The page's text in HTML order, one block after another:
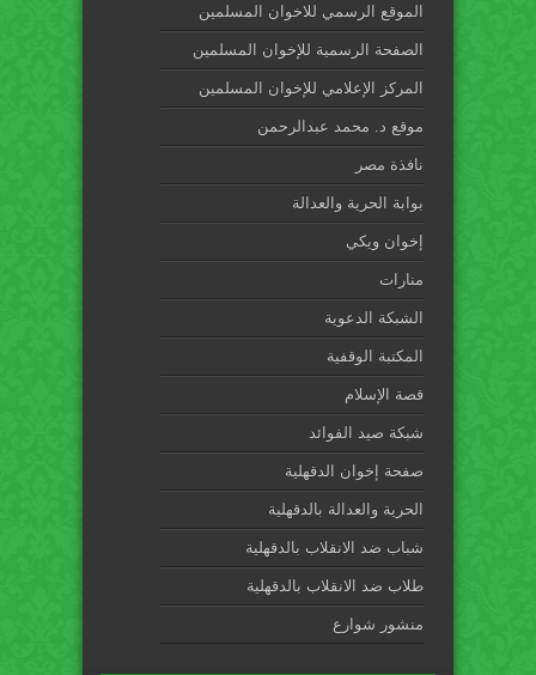
الموقع الرسمي للاخوان المسلمين
الصفحة الرسمية للإخوان المسلمين
المركز الإعلامي للإخوان المسلمين
موقع د. محمد عبدالرحمن
نافذة مصر
بوابة الحرية والعدالة
إخوان ويكي
منارات
الشبكة الدعوية
المكتبة الوقفية
قصة الإسلام
شبكة صيد الفوائد
صفحة إخوان الدقهلية
الحرية والعدالة بالدقهلية
شباب ضد الانقلاب بالدقهلية
طلاب ضد الانقلاب بالدقهلية
منشور شوارع